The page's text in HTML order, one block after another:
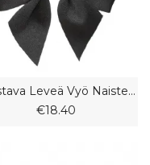
Joustava Leveä Vyö Naisten Rusetti Vyötärö Koristevyön Muotiasusteet
€18.40